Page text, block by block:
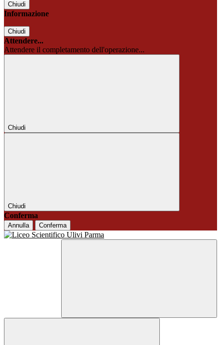
Chiudi
Informazione
Chiudi
Attendere...
Attendere il completamento dell'operazione...
Chiudi
Chiudi
Conferma
Annulla Conferma